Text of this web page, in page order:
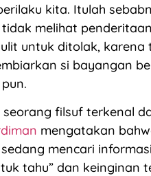
kita. Itulah
melihat
untuk ditolak, karena
si bayangan
filsuf terkenal
mengatakan
mencari
tahu” dan keinginan